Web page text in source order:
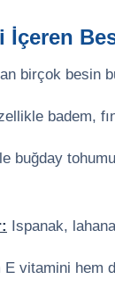
İçeren
birçok besin
badem,
buğday
Ispanak,
vitamini hem